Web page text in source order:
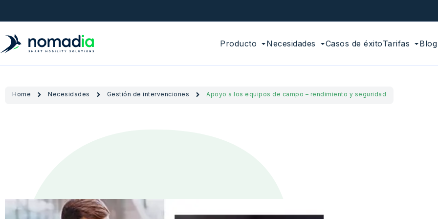
Producto Necesidades Casos de éxitoTarifas Blog
Home Necesidades Gestión de intervenciones Apoyo a los equipos de campo – rendimiento y seguridad